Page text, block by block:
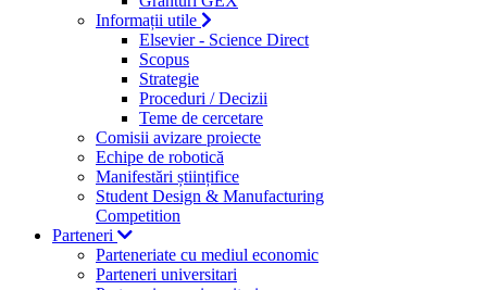
Informații utile
Elsevier - Science Direct
Scopus
Strategie
Proceduri / Decizii
Teme de cercetare
Comisii avizare proiecte
Echipe de robotică
Manifestări științifice
Student Design & Manufacturing
Competition
Parteneri
Parteneriate cu mediul economic
Parteneri universitari